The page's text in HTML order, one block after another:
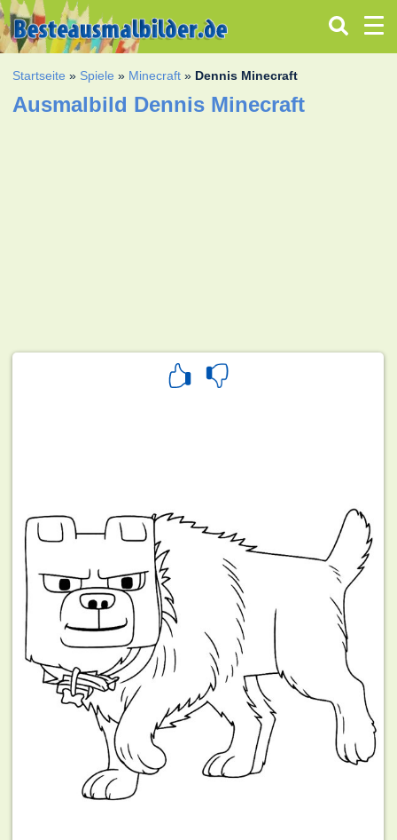
Startseite » Spiele » Minecraft » Dennis Minecraft
Ausmalbild Dennis Minecraft